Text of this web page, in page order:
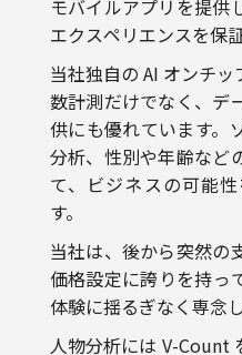
当社独自の AI オンチ
数計測だけでなく、デ
供にも優れています。
分析、性別や年齢など
て、ビジネスの可能
す。
当社は、後から突然の
価格設定に誇りを持っ
体験に揺るぎなく専念
人物分析には V-Count
にデモを依頼してくださ